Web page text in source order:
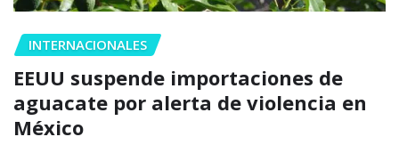
INTERNACIONALES
EEUU suspende importaciones de
aguacate por alerta de violencia en
México